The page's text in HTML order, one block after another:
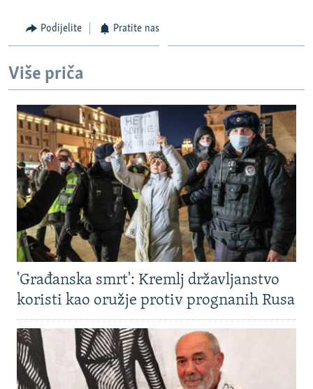
MOJA EVROPA
SVE KARTE DEJTONA
NASTANAK I RASPAD JUGOSLAVIJE
Podijelite Pratite nas
Više priča
'Građanska smrt': Kremlj državljanstvo
koristi kao oružje protiv prognanih Rusa